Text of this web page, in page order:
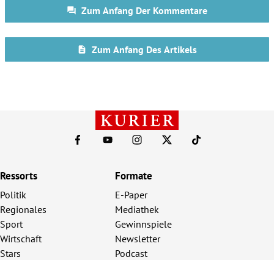
Ressorts
Politik
Regionales
Sport
Wirtschaft
Stars
Formate
E-Paper
Mediathek
Gewinnspiele
Newsletter
Podcast